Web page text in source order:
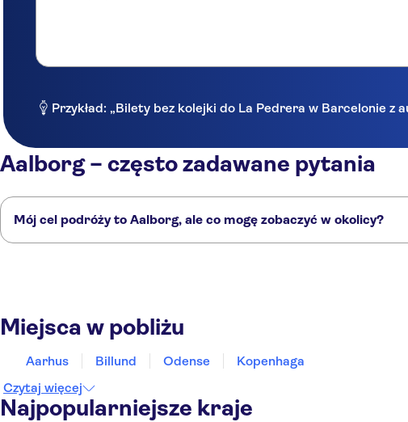
Przykład: „Bilety bez kolejki do La Pedrera w Barcelonie z
Aalborg – często zadawane pytania
Mój cel podróży to Aalborg, ale co mogę zobaczyć w okolicy?
Miejsca w pobliżu
Aarhus Billund Odense
Kopenhaga
Czytaj więcej
Najpopularniejsze kraje